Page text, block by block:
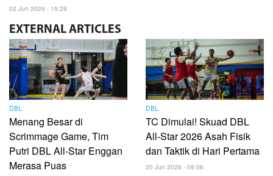
02 Jun 2026 - 15:29
EXTERNAL ARTICLES
DBL
Menang Besar di
Scrimmage Game, Tim
Putri DBL All-Star Enggan
Merasa Puas
DBL
TC Dimulai! Skuad DBL
All-Star 2026 Asah Fisik
dan Taktik di Hari Pertama
20 Jun 2026 - 09:06